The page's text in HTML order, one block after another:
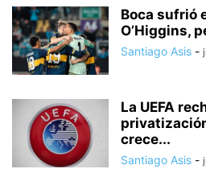
Boca sufrió
O’Higgins,
Santiago Asis -
La UEFA
crece...
Santiago Asis -